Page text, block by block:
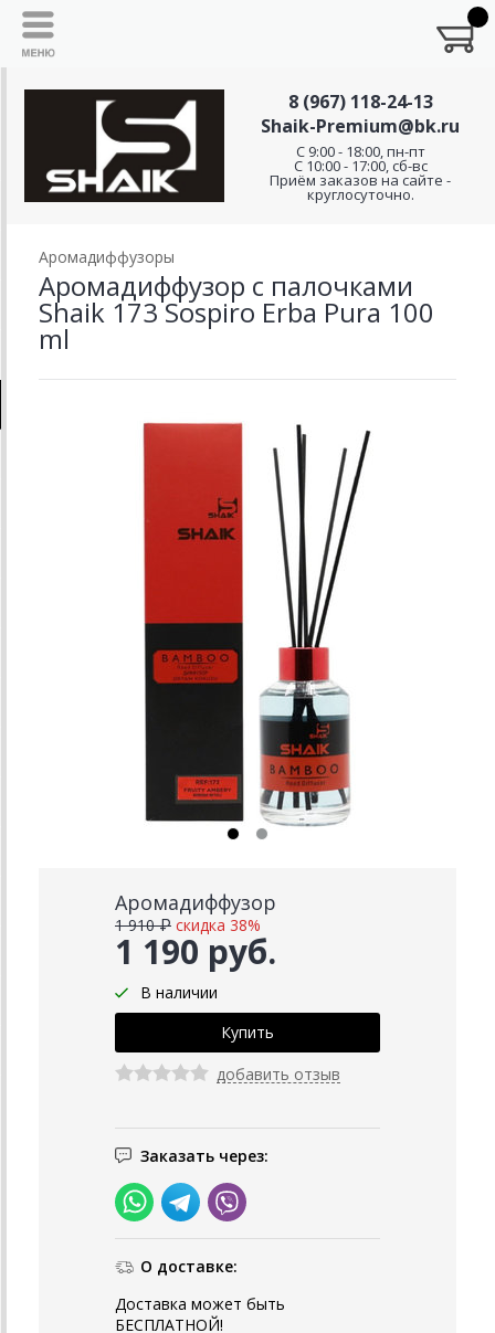
8 (967) 118-24-13
Shaik-Premium@bk.ru
C 9:00 - 18:00, пн-пт
С 10:00 - 17:00, сб-вс
Приём заказов на сайте -
круглосуточно.
Аромадиффузоры
Аромадиффузор с палочками
Shaik 173 Sospiro Erba Pura 100
ml
Аромадиффузор
1 190 руб.
1 910 ₽ скидка 38%
В наличии
добавить отзыв
Заказать через:
О доставке:
Доставка может быть
БЕСПЛАТНОЙ!